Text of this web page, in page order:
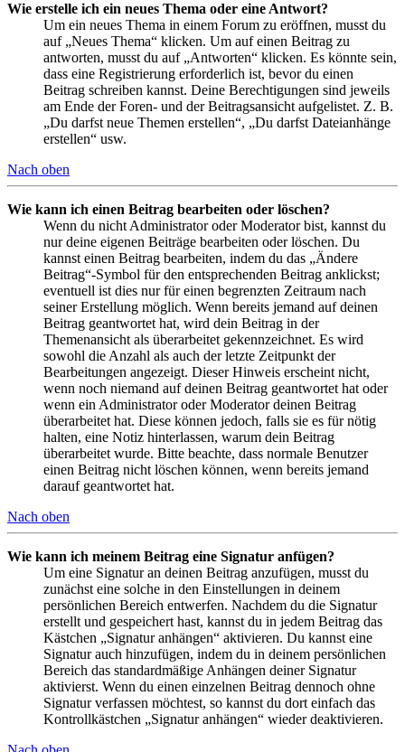
Wie erstelle ich ein neues Thema oder eine Antwort?
Um ein neues Thema in einem Forum zu eröffnen, musst du
auf „Neues Thema“ klicken. Um auf einen Beitrag zu
antworten, musst du auf „Antworten“ klicken. Es könnte sein,
dass eine Registrierung erforderlich ist, bevor du einen
Beitrag schreiben kannst. Deine Berechtigungen sind jeweils
am Ende der Foren- und der Beitragsansicht aufgelistet. Z. B.
„Du darfst neue Themen erstellen“, „Du darfst Dateianhänge
erstellen“ usw.
Nach oben
Wie kann ich einen Beitrag bearbeiten oder löschen?
Wenn du nicht Administrator oder Moderator bist, kannst du
nur deine eigenen Beiträge bearbeiten oder löschen. Du
kannst einen Beitrag bearbeiten, indem du das „Ändere
Beitrag“-Symbol für den entsprechenden Beitrag anklickst;
eventuell ist dies nur für einen begrenzten Zeitraum nach
seiner Erstellung möglich. Wenn bereits jemand auf deinen
Beitrag geantwortet hat, wird dein Beitrag in der
Themenansicht als überarbeitet gekennzeichnet. Es wird
sowohl die Anzahl als auch der letzte Zeitpunkt der
Bearbeitungen angezeigt. Dieser Hinweis erscheint nicht,
wenn noch niemand auf deinen Beitrag geantwortet hat oder
wenn ein Administrator oder Moderator deinen Beitrag
überarbeitet hat. Diese können jedoch, falls sie es für nötig
halten, eine Notiz hinterlassen, warum dein Beitrag
überarbeitet wurde. Bitte beachte, dass normale Benutzer
einen Beitrag nicht löschen können, wenn bereits jemand
darauf geantwortet hat.
Nach oben
Wie kann ich meinem Beitrag eine Signatur anfügen?
Um eine Signatur an deinen Beitrag anzufügen, musst du
zunächst eine solche in den Einstellungen in deinem
persönlichen Bereich entwerfen. Nachdem du die Signatur
erstellt und gespeichert hast, kannst du in jedem Beitrag das
Kästchen „Signatur anhängen“ aktivieren. Du kannst eine
Signatur auch hinzufügen, indem du in deinem persönlichen
Bereich das standardmäßige Anhängen deiner Signatur
aktivierst. Wenn du einen einzelnen Beitrag dennoch ohne
Signatur verfassen möchtest, so kannst du dort einfach das
Kontrollkästchen „Signatur anhängen“ wieder deaktivieren.